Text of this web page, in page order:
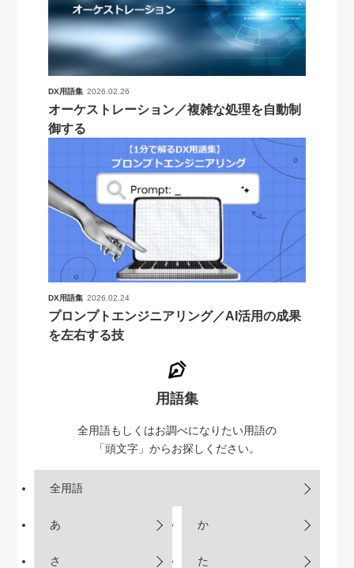
DX用語集 2026.02.26
オーケストレーション／複雑な処理を自動制
御する
DX用語集 2026.02.24
プロンプトエンジニアリング／AI活用の成果
を左右する技
用語集
全用語もしくはお調べになりたい用語の
「頭文字」からお探しください。
全用語
あ か
さ た